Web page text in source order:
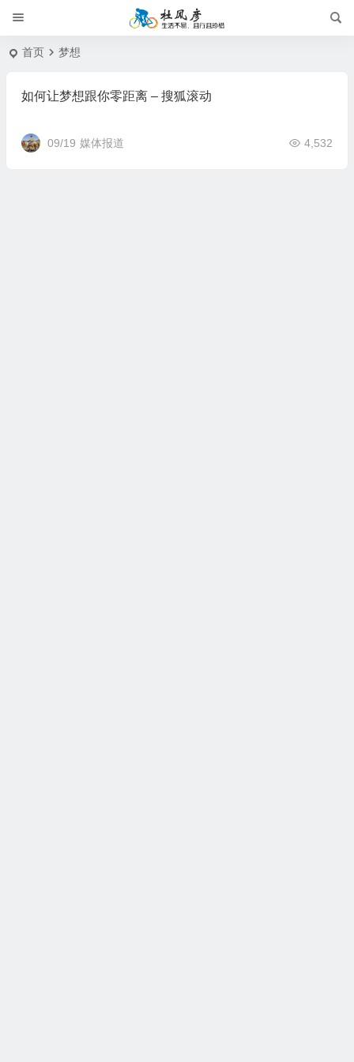
首页 梦想
如何让梦想跟你零距离 – 搜狐滚动
09/19 媒体报道 4,532